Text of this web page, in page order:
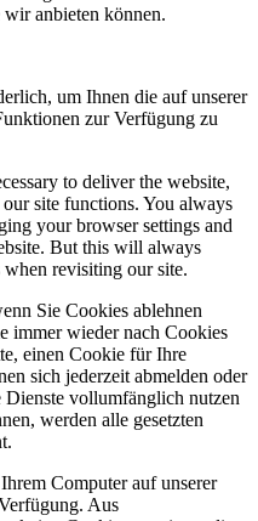
anbieten können.
um Ihnen die auf unserer
zur Verfügung zu
to deliver the website,
site functions. You always
your browser settings and
But this will always
revisiting our site.
Sie Cookies ablehnen
immer wieder nach Cookies
einen Cookie für Ihre
sich jederzeit abmelden oder
Dienste vollumfänglich nutzen
werden alle gesetzten
Computer auf unserer
Aus